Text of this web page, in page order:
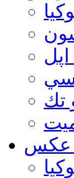
سي
تك
عکس